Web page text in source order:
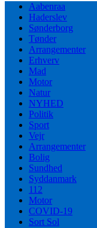
Aabenraa
Haderslev
Sønderborg
Tønder
Arrangementer
Erhverv
Mad
Motor
Natur
NYHED
Politik
Sport
Vejr
Arrangementer
Bolig
Sundhed
Syddanmark
112
Motor
COVID-19
Sort Sol